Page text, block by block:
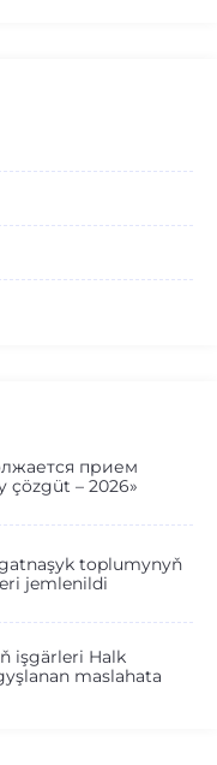
прием
çözgüt – 2026»
toplumynyň
jemlenildi
işgärleri Halk
maslahata